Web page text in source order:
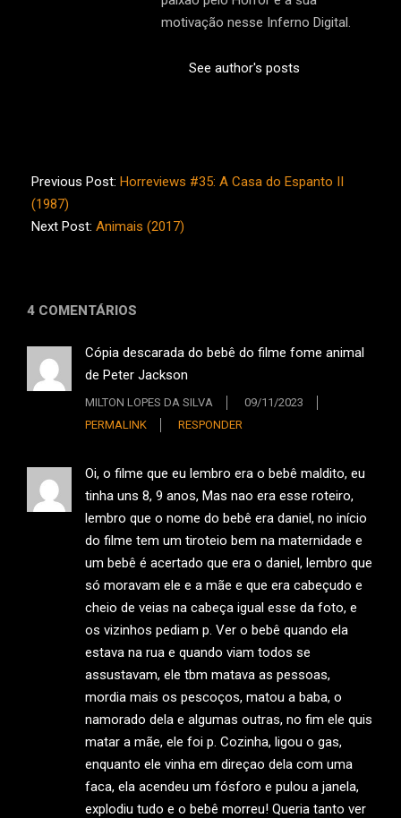
motivação nesse Inferno Digital.
See author's posts
10-
29
Previous Post: Horreviews #35: A Casa do Espanto II
(1987)
Next Post: Animais (2017)
4 COMENTÁRIOS
Cópia descarada do bebê do filme fome animal
de Peter Jackson
MILTON LOPES DA SILVA
09/11/2023
PERMALINK
RESPONDER
Oi, o filme que eu lembro era o bebê maldito, eu
tinha uns 8, 9 anos, Mas nao era esse roteiro,
lembro que o nome do bebê era daniel, no início
do filme tem um tiroteio bem na maternidade e
um bebê é acertado que era o daniel, lembro que
só moravam ele e a mãe e que era cabeçudo e
cheio de veias na cabeça igual esse da foto, e
os vizinhos pediam p. Ver o bebê quando ela
estava na rua e quando viam todos se
assustavam, ele tbm matava as pessoas,
mordia mais os pescoços, matou a baba, o
namorado dela e algumas outras, no fim ele quis
matar a mãe, ele foi p. Cozinha, ligou o gas,
enquanto ele vinha em direçao dela com uma
faca, ela acendeu um fósforo e pulou a janela,
explodiu tudo e o bebê morreu! Queria tanto ver